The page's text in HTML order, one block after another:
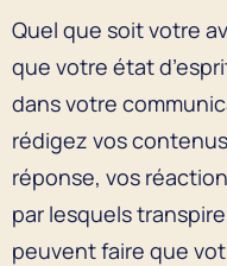
Quel que soit votre
que votre état
dans votre
rédigez vos
réponse, vos
par lesquels
peuvent faire que